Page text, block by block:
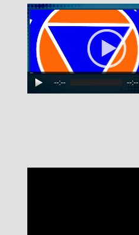
--:-- --:--